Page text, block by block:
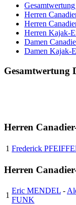
Herren
Herren
Herren Kajak-
Damen
Damen Kajak-
Gesamtwertung
Herren
1 Frederick
Herren
1
Eric MENDEL -
FUNK